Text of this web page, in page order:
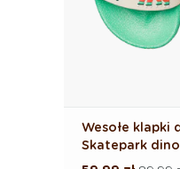
Wesołe klapki
Skatepark